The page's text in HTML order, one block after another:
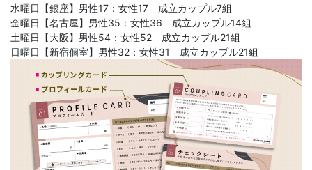
水曜日【銀座】男性17：女性17 成立カップル7組
金曜日【名古屋】男性35：女性36 成立カップル14組
土曜日【大阪】男性54：女性52 成立カップル21組
日曜日【新宿個室】男性32：女性31 成立カップル21組